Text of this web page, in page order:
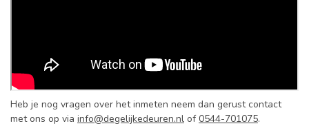
Heb je nog vragen over het inmeten neem dan gerust contact
met ons op via info@degelijkedeuren.nl of0544-701075.